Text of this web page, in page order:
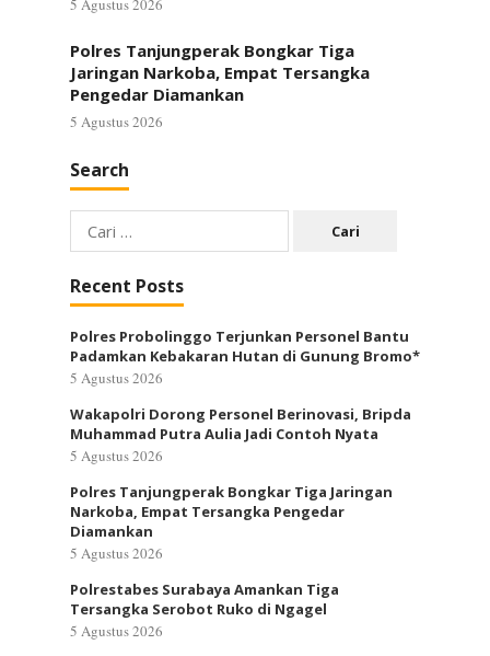
5 Agustus 2026
Polres Tanjungperak Bongkar Tiga
Jaringan Narkoba, Empat Tersangka
Pengedar Diamankan
5 Agustus 2026
Search
Cari
untuk:
Recent Posts
Polres Probolinggo Terjunkan Personel Bantu
Padamkan Kebakaran Hutan di Gunung Bromo*
5 Agustus 2026
Wakapolri Dorong Personel Berinovasi, Bripda
Muhammad Putra Aulia Jadi Contoh Nyata
5 Agustus 2026
Polres Tanjungperak Bongkar Tiga Jaringan
Narkoba, Empat Tersangka Pengedar
Diamankan
5 Agustus 2026
Polrestabes Surabaya Amankan Tiga
Tersangka Serobot Ruko di Ngagel
5 Agustus 2026